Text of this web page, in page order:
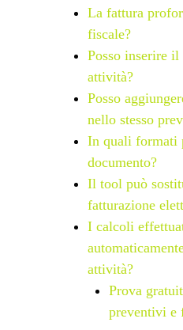
La fattura
fiscale?
Posso inserire
attività?
Posso
nello stesso
In quali formati
documento?
Il tool può
fatturazione
I calcoli
attività?
Prova
preventivi e